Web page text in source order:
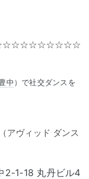
中 ）で社交ダンスを
（アヴィッド ダンス
2-1-18 丸丹ビル4